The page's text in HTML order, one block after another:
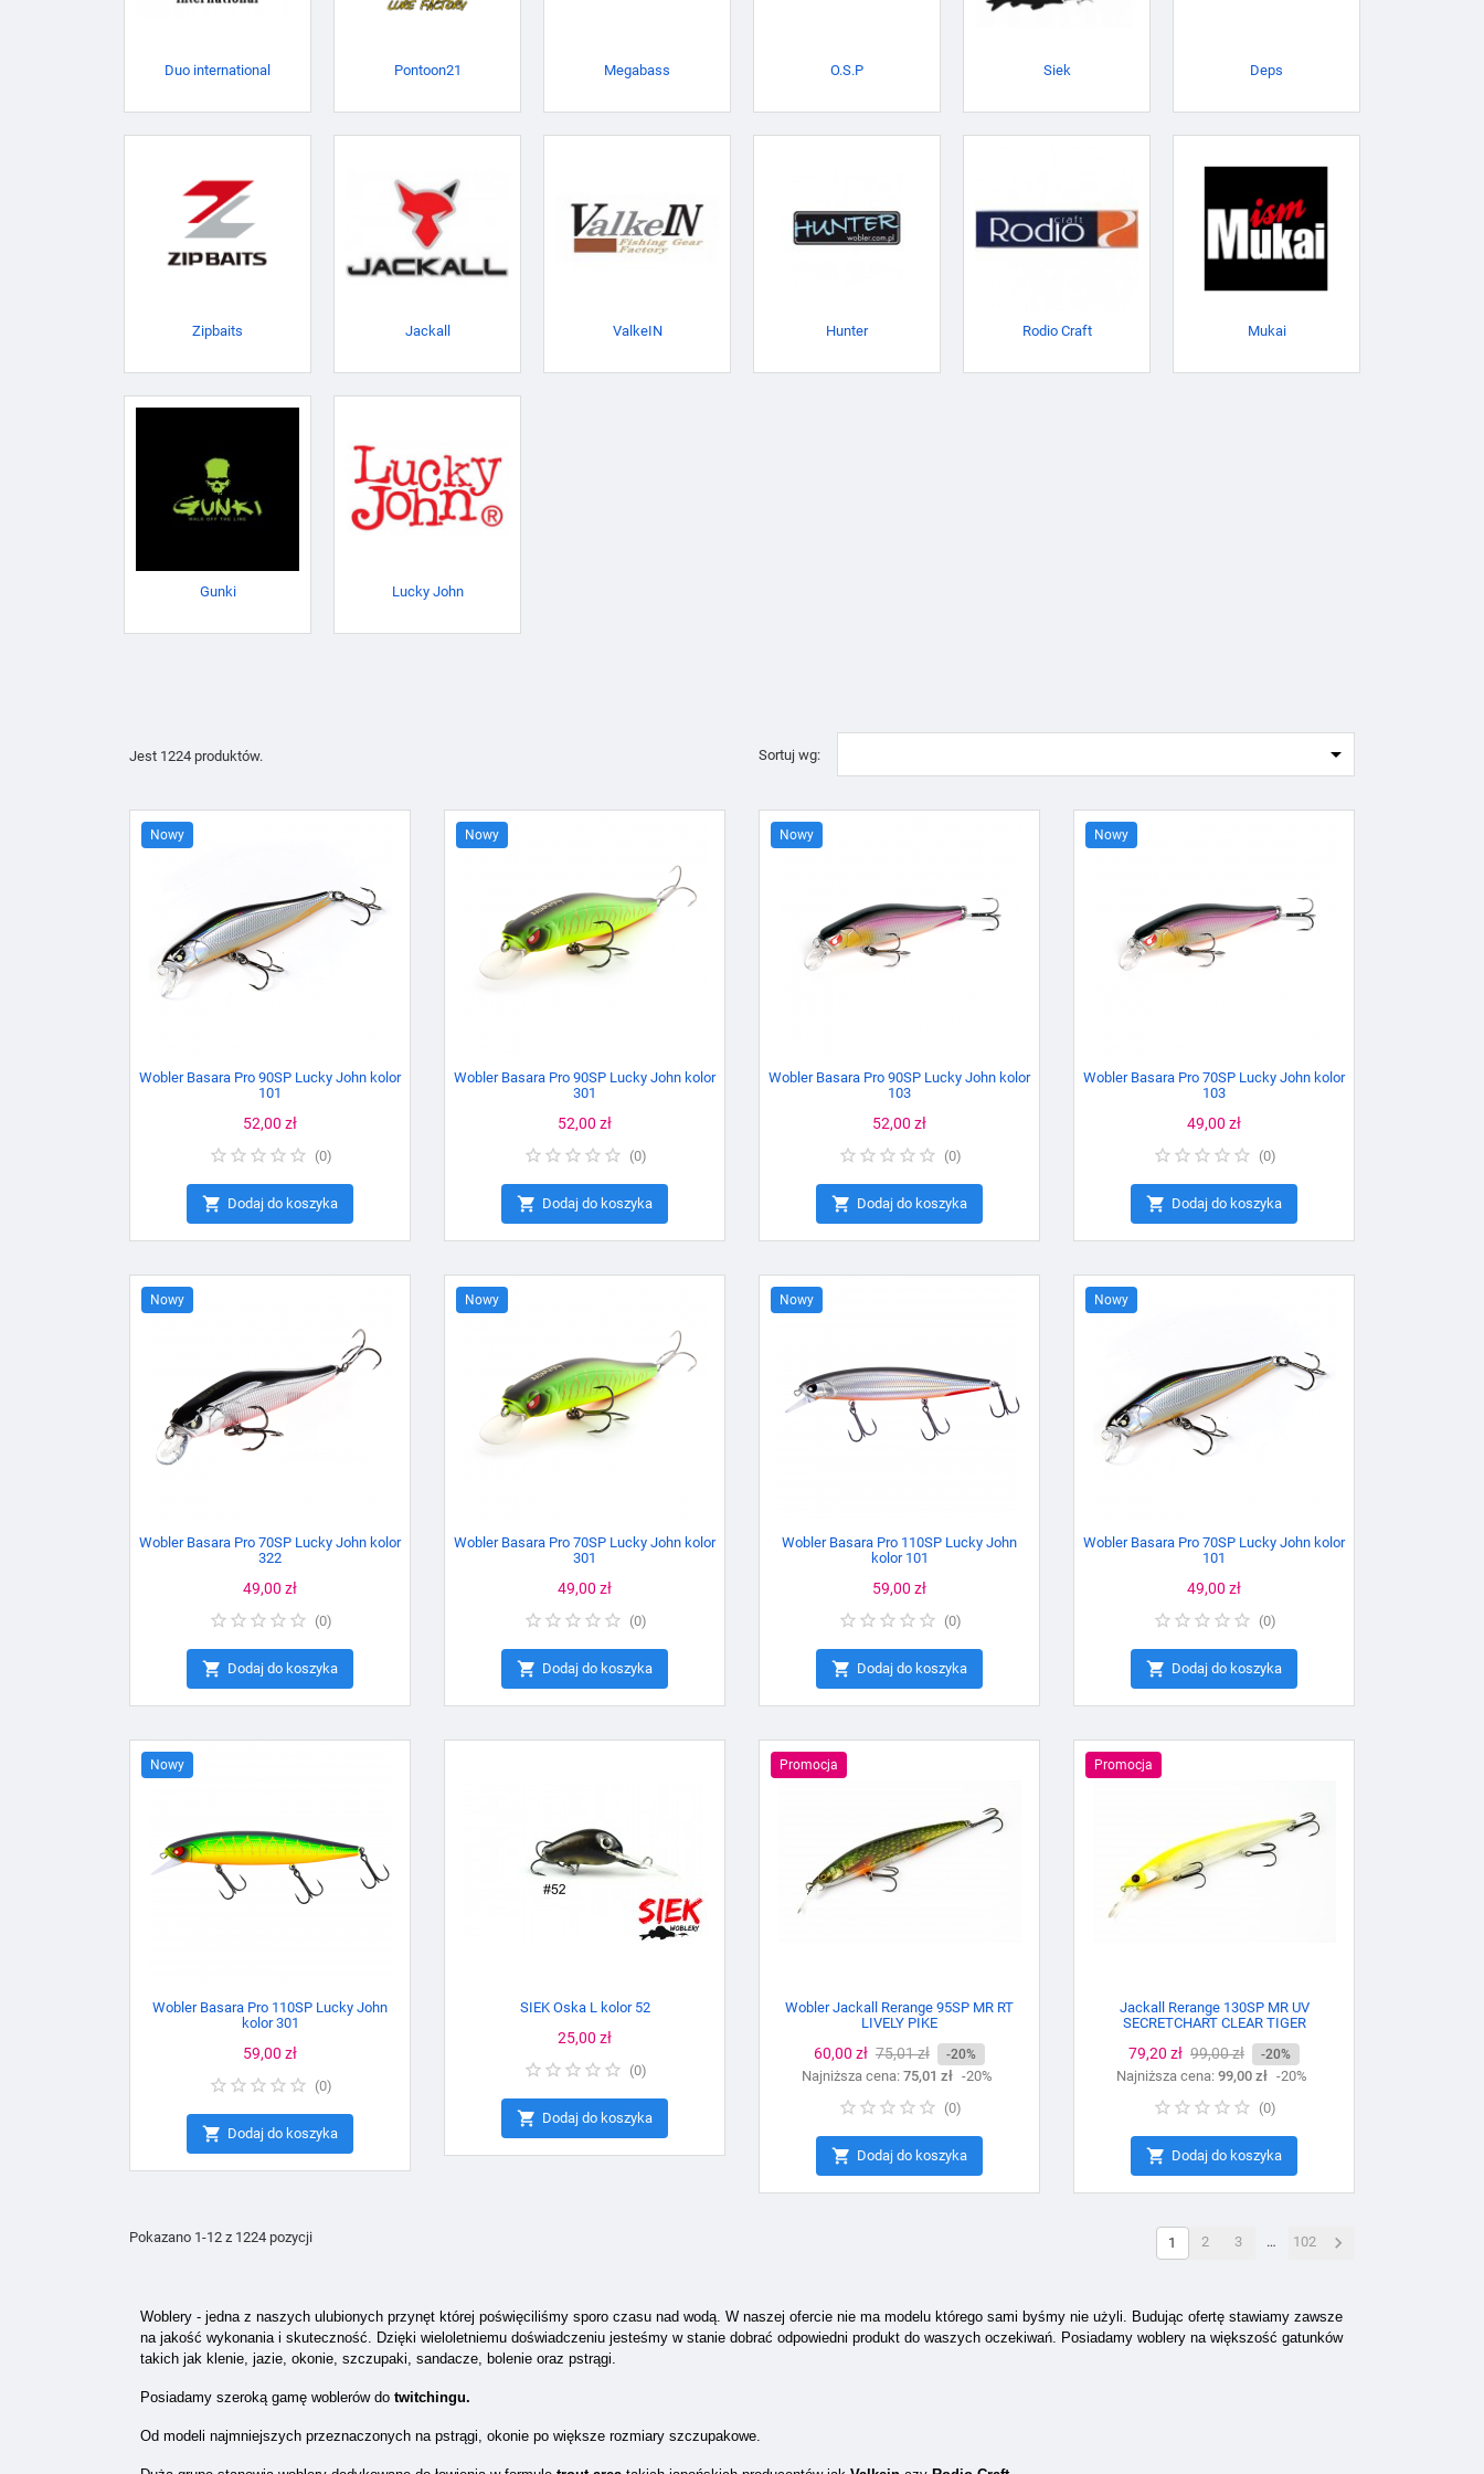
Duo international Pontoon21 Megabass O.S.P Siek Deps
Zipbaits Jackall ValkeIN Hunter Rodio Craft Mukai
Gunki Lucky John
Jest 1224 produktów. Sortuj wg: 
Nowy
Wobler Basara Pro 90SP Lucky John kolor
101
Cena
52,00 zł
(0)
 Dodaj do koszyka
Nowy
Wobler Basara Pro 90SP Lucky John kolor
301
Cena
52,00 zł
(0)
 Dodaj do koszyka
Nowy
Wobler Basara Pro 90SP Lucky John kolor
103
Cena
52,00 zł
(0)
 Dodaj do koszyka
Nowy
Wobler Basara Pro 70SP Lucky John kolor
103
Cena
49,00 zł
(0)
 Dodaj do koszyka
Nowy
Wobler Basara Pro 70SP Lucky John kolor
322
Cena
49,00 zł
(0)
 Dodaj do koszyka
Nowy
Wobler Basara Pro 70SP Lucky John kolor
301
Cena
49,00 zł
(0)
 Dodaj do koszyka
Nowy
Wobler Basara Pro 110SP Lucky John
kolor 101
Cena
59,00 zł
(0)
 Dodaj do koszyka
Nowy
Wobler Basara Pro 70SP Lucky John kolor
101
Cena
49,00 zł
(0)
 Dodaj do koszyka
Nowy
Wobler Basara Pro 110SP Lucky John
kolor 301
Cena
59,00 zł
(0)
 Dodaj do koszyka
SIEK Oska L kolor 52
Cena
25,00 zł
(0)
 Dodaj do koszyka
Promocja
Wobler Jackall Rerange 95SP MR RT
LIVELY PIKE
Cena
60,00 zł Cena
podstawowa
75,01 zł -20%
Najniższa cena: 75,01 zł -20%
(0)
 Dodaj do koszyka
Promocja
Jackall Rerange 130SP MR UV
SECRETCHART CLEAR TIGER
Cena
79,20 zł Cena
podstawowa
99,00 zł -20%
Najniższa cena: 99,00 zł -20%
(0)
 Dodaj do koszyka
Pokazano 1-12 z 1224 pozycji 1 2 3 … 102 
Woblery - jedna z naszych ulubionych przynęt której poświęciliśmy sporo czasu nad wodą. W naszej ofercie nie ma modelu którego sami byśmy nie użyli. Budując ofertę stawiamy zawsze
na jakość wykonania i skuteczność. Dzięki wieloletniemu doświadczeniu jesteśmy w stanie dobrać odpowiedni produkt do waszych oczekiwań. Posiadamy woblery na większość gatunków
takich jak klenie, jazie, okonie, szczupaki, sandacze, bolenie oraz pstrągi.
Posiadamy szeroką gamę woblerów do twitchingu.
Od modeli najmniejszych przeznaczonych na pstrągi, okonie po większe rozmiary szczupakowe.